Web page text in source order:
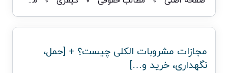
مجازات مشروبات الکلی چیست؟ + [حمل،
نگهداری، خرید و…]